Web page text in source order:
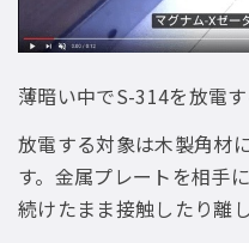
薄暗い中でS-314を放電す
放電する対象は木製角材
す。金属プレートを相手
続けたまま接触したり離